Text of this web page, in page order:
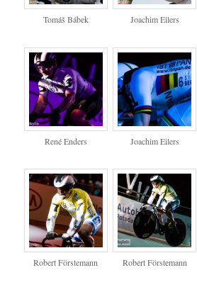
Tomáš Bábek Joachim Eilers
René Enders Joachim Eilers
Robert Förstemann Robert Förstemann